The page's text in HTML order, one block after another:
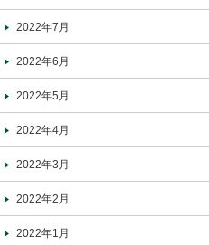
2022年7月
2022年6月
2022年5月
2022年4月
2022年3月
2022年2月
2022年1月